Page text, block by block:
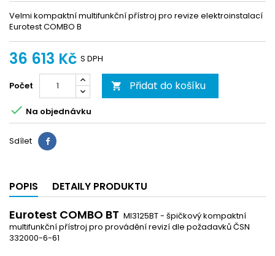
Velmi kompaktní multifunkční přístroj pro revize elektroinstalací
Eurotest COMBO B
36 613 Kč S DPH
Počet  Přidat do košíku
 Na objednávku
Sdílet Sdílet
POPIS DETAILY PRODUKTU
Eurotest COMBO BT MI3125BT - špičkový kompaktní
multifunkční přístroj pro provádění revizí dle požadavků ČSN
332000-6-61